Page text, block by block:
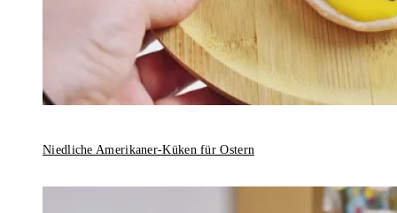
Niedliche Amerikaner-Küken für Ostern